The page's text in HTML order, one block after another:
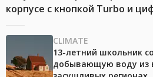
корпусе с кнопкой Turbo и
CLIMATE
13-летний школьник
добывающую воду из